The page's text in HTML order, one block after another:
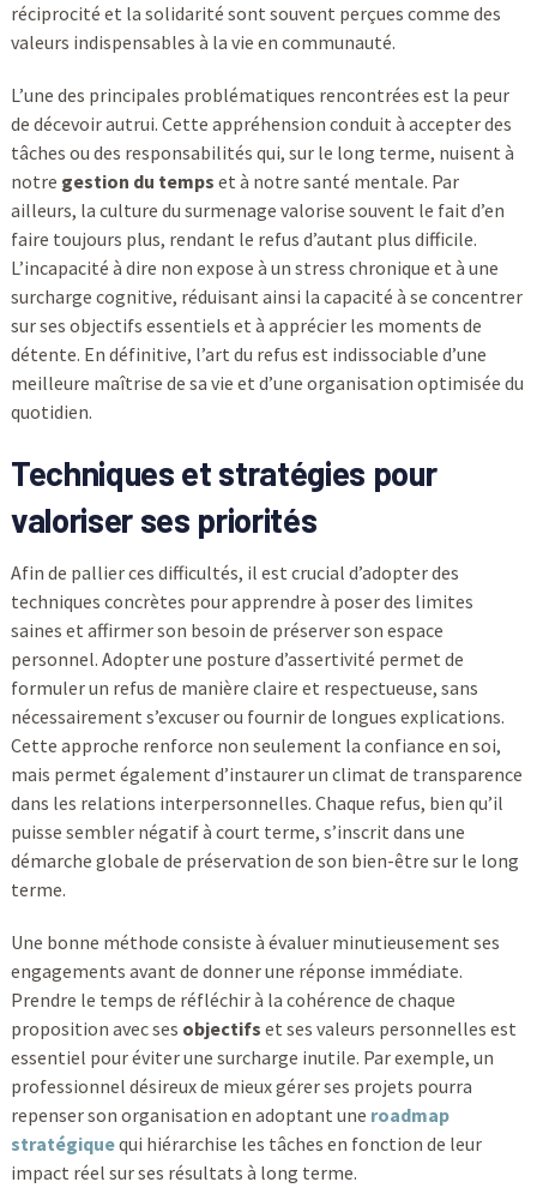
réciprocité et la solidarité sont souvent perçues comme des
valeurs indispensables à la vie en communauté.
L’une des principales problématiques rencontrées est la peur
de décevoir autrui. Cette appréhension conduit à accepter des
tâches ou des responsabilités qui, sur le long terme, nuisent à
notre gestion du temps et à notre santé mentale. Par
ailleurs, la culture du surmenage valorise souvent le fait d’en
faire toujours plus, rendant le refus d’autant plus difficile.
L’incapacité à dire non expose à un stress chronique et à une
surcharge cognitive, réduisant ainsi la capacité à se concentrer
sur ses objectifs essentiels et à apprécier les moments de
détente. En définitive, l’art du refus est indissociable d’une
meilleure maîtrise de sa vie et d’une organisation optimisée du
quotidien.
Techniques et stratégies pour
valoriser ses priorités
Afin de pallier ces difficultés, il est crucial d’adopter des
techniques concrètes pour apprendre à poser des limites
saines et affirmer son besoin de préserver son espace
personnel. Adopter une posture d’assertivité permet de
formuler un refus de manière claire et respectueuse, sans
nécessairement s’excuser ou fournir de longues explications.
Cette approche renforce non seulement la confiance en soi,
mais permet également d’instaurer un climat de transparence
dans les relations interpersonnelles. Chaque refus, bien qu’il
puisse sembler négatif à court terme, s’inscrit dans une
démarche globale de préservation de son bien-être sur le long
terme.
Une bonne méthode consiste à évaluer minutieusement ses
engagements avant de donner une réponse immédiate.
Prendre le temps de réfléchir à la cohérence de chaque
proposition avec ses objectifs et ses valeurs personnelles est
essentiel pour éviter une surcharge inutile. Par exemple, un
professionnel désireux de mieux gérer ses projets pourra
repenser son organisation en adoptant une roadmap
stratégiquequi hiérarchise les tâches en fonction de leur
impact réel sur ses résultats à long terme.